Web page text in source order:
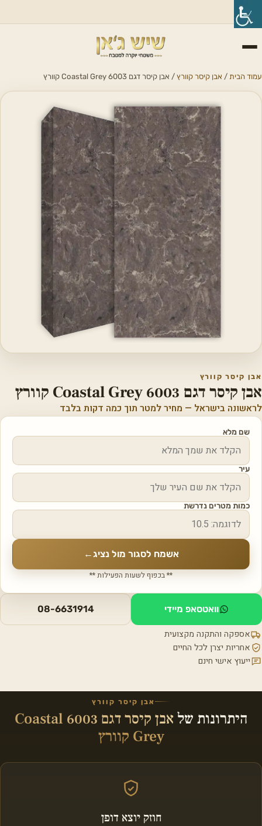
עמוד הבית / אבן קיסר קוורץ / אבן קיסר דגם 6003 Coastal Grey קוורץ
אבן קיסר קוורץ
אבן קיסר דגם 6003 Coastal Grey קוורץ
לראשונה בישראל — מחיר למטר תוך כמה דקות בלבד
שם מלא
עיר
כמות מטרים נדרשת
אשמח לסגור מול נציג←
** בכפוף לשעות הפעילות **
וואטסאפ מיידי 08-6631914
אספקה והתקנה מקצועית
אחריות יצרן לכל החיים
ייעוץ אישי חינם
אבן קיסר קוורץ
היתרונות של
אבן קיסר דגם 6003 Coastal
Grey קוורץ
חוזק יוצא דופן